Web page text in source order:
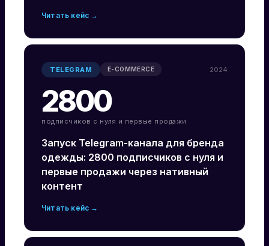
Читать кейс →
TELEGRAM E-COMMERCE 2024
2800
подписчиков с нуля и первые продажи
Запуск Telegram-канала для бренда
одежды: 2800 подписчиков с нуля и
первые продажи через нативный
контент
Читать кейс →